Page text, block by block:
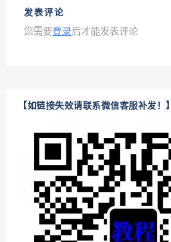
发表评论
您需要登录后才能发表评论
【如链接失效请联系微信客服补发！】